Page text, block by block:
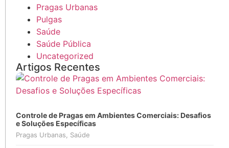
Pragas Urbanas
Pulgas
Saúde
Saúde Pública
Uncategorized
Artigos Recentes
Controle de Pragas em Ambientes Comerciais: Desafios
e Soluções Específicas
Pragas Urbanas, Saúde